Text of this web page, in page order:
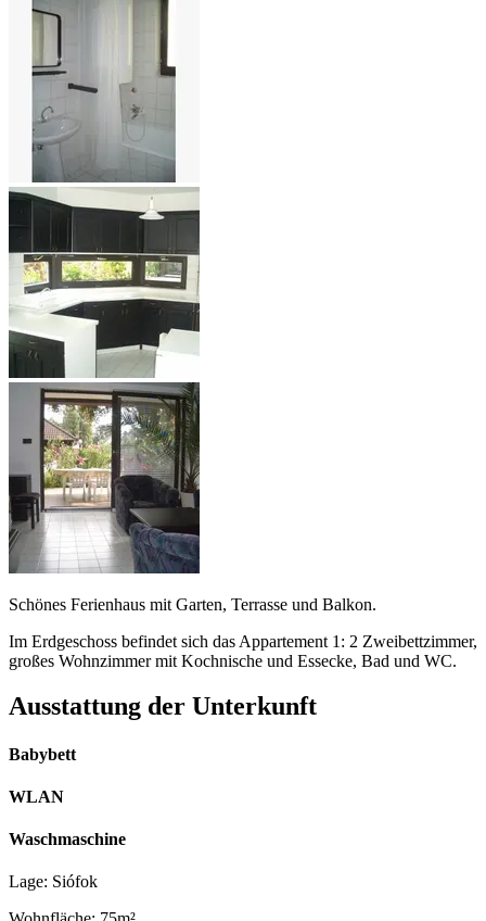
Schönes Ferienhaus mit Garten, Terrasse und Balkon.
Im Erdgeschoss befindet sich das Appartement 1: 2 Zweibettzimmer,
großes Wohnzimmer mit Kochnische und Essecke, Bad und WC.
Ausstattung der Unterkunft
Babybett
WLAN
Waschmaschine
Lage: Siófok